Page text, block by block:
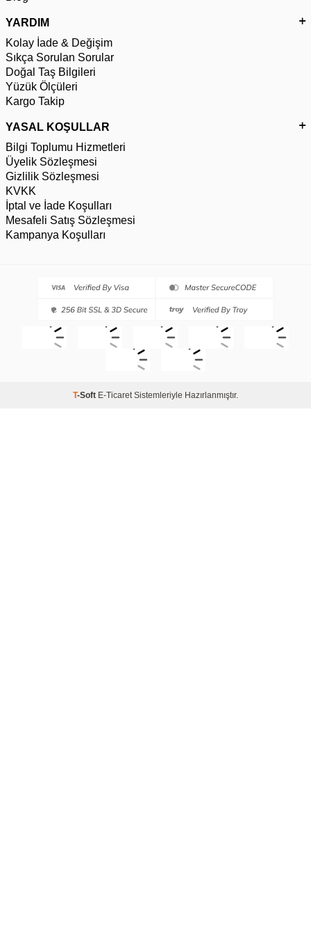
YARDIM
Kolay İade & Değişim
Sıkça Sorulan Sorular
Doğal Taş Bilgileri
Yüzük Ölçüleri
Kargo Takip
YASAL KOŞULLAR
Bilgi Toplumu Hizmetleri
Üyelik Sözleşmesi
Gizlilik Sözleşmesi
KVKK
İptal ve İade Koşulları
Mesafeli Satış Sözleşmesi
Kampanya Koşulları
T-Soft E-Ticaret Sistemleriyle Hazırlanmıştır.